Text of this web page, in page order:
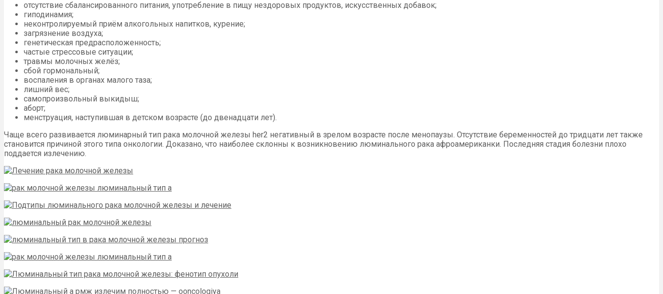
отсутствие сбалансированного питания, употребление в пищу нездоровых продуктов, искусственных добавок;
гиподинамия;
неконтролируемый приём алкогольных напитков, курение;
загрязнение воздуха;
генетическая предрасположенность;
частые стрессовые ситуации;
травмы молочных желёз;
сбой гормональный;
воспаления в органах малого таза;
лишний вес;
самопроизвольный выкидыш;
аборт;
менструация, наступившая в детском возрасте (до двенадцати лет).
Чаще всего развивается люминарный тип рака молочной железы her2 негативный в зрелом возрасте после менопаузы. Отсутствие беременностей до тридцати лет также
становится причиной этого типа онкологии. Доказано, что наиболее склонны к возникновению люминального рака афроамериканки. Последняя стадия болезни плохо
поддается излечению.